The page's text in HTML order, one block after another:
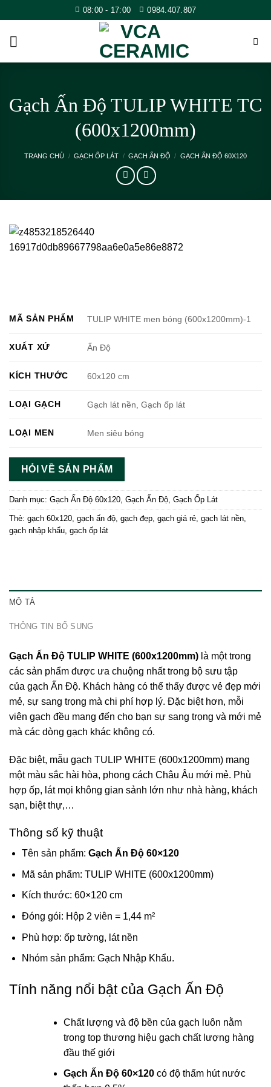
to
content
08:00 - 17:00 0984.407.807
Gạch Ấn Độ TULIP WHITE TC
(600x1200mm)
TRANG CHỦ / GẠCH ỐP LÁT / GẠCH ẤN ĐỘ / GẠCH ẤN ĐỘ 60X120
MÃ SẢN PHẨM TULIP WHITE men bóng (600x1200mm)-1
XUẤT XỨ Ấn Độ
KÍCH THƯỚC 60x120 cm
LOẠI GẠCH Gạch lát nền, Gạch ốp lát
LOẠI MEN Men siêu bóng
HỎI VỀ SẢN PHẨM
Danh mục: Gạch Ấn Độ 60x120, Gạch Ấn Độ, Gạch Ốp Lát
Thẻ: gạch 60x120, gạch ấn độ, gạch đẹp, gạch giá rẻ, gạch lát nền,
gạch nhập khẩu, gạch ốp lát
MÔ TẢ
THÔNG TIN BỔ SUNG
Gạch Ấn Độ TULIP WHITE (600x1200mm) là một trong
các sản phẩm được ưa chuộng nhất trong bộ sưu tập
của gạch Ấn Độ. Khách hàng có thể thấy được vẻ đẹp mới
mẻ, sự sang trọng mà chi phí hợp lý. Đặc biệt hơn, mỗi
viên gạch đều mang đến cho bạn sự sang trọng và mới mẻ
mà các dòng gạch khác không có.
Đặc biệt, mẫu gạch TULIP WHITE (600x1200mm) mang
một màu sắc hài hòa, phong cách Châu Âu mới mẻ. Phù
hợp ốp, lát mọi không gian sảnh lớn như nhà hàng, khách
sạn, biệt thự,…
Thông số kỹ thuật
Tên sản phẩm: Gạch Ấn Độ 60×120
Mã sản phẩm: TULIP WHITE (600x1200mm)
Kích thước: 60×120 cm
Đóng gói: Hộp 2 viên = 1,44 m²
Phù hợp: ốp tường, lát nền
Nhóm sản phẩm: Gạch Nhập Khẩu.
Tính năng nổi bật của Gạch Ấn Độ
Chất lượng và độ bền của gạch luôn nằm
trong top thương hiệu gạch chất lượng hàng
đầu thế giới
Gạch Ấn Độ 60×120có độ thấm hút nước